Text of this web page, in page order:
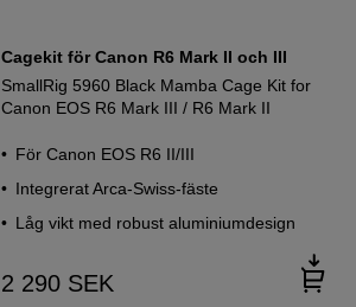
Cagekit för Canon R6 Mark II och III
SmallRig 5960 Black Mamba Cage Kit for
Canon EOS R6 Mark III / R6 Mark II
För Canon EOS R6 II/III
Integrerat Arca-Swiss-fäste
Låg vikt med robust aluminiumdesign
2 290 SEK